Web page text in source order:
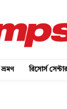
ভ্রমণ রিসোর্স সেন্টার